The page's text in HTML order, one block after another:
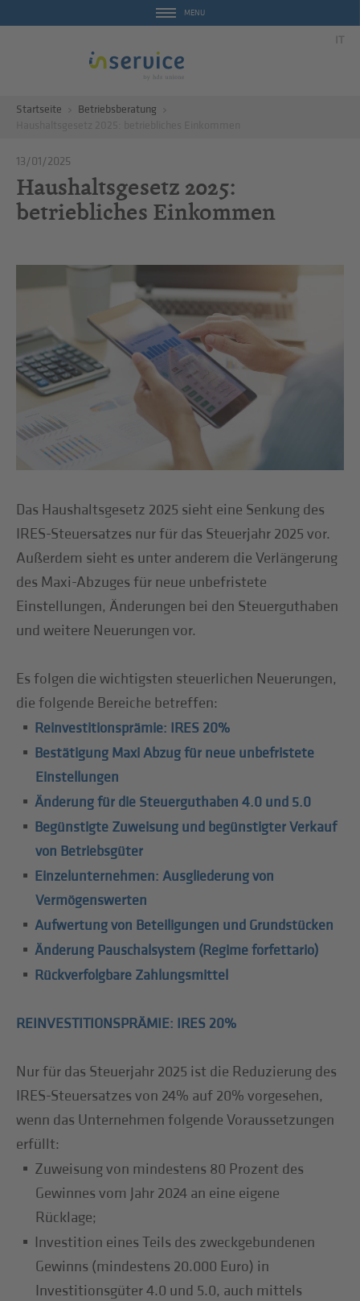
MENU
IT
Startseite
Betriebsberatung
13/01/2025
Haushaltsgesetz 2025:
betriebliches Einkommen
Das Haushaltsgesetz 2025 sieht eine Senkung des
IRES-Steuersatzes nur für das Steuerjahr 2025 vor.
Außerdem sieht es unter anderem die Verlängerung
des Maxi-Abzuges für neue unbefristete
Einstellungen, Änderungen bei den Steuerguthaben
und weitere Neuerungen vor.
Es folgen die wichtigsten steuerlichen Neuerungen,
die folgende Bereiche betreffen:
Reinvestitionsprämie: IRES 20%
Bestätigung Maxi Abzug für neue unbefristete
Einstellungen
Änderung für die Steuerguthaben 4.0 und 5.0
Begünstigte Zuweisung und begünstigter Verkauf
von Betriebsgüter
Einzelunternehmen: Ausgliederung von
Vermögenswerten
Aufwertung von Beteiligungen und Grundstücken
Änderung Pauschalsystem (Regime forfettario)
Rückverfolgbare Zahlungsmittel
REINVESTITIONSPRÄMIE: IRES 20%
Nur für das Steuerjahr 2025 ist die Reduzierung des
IRES-Steuersatzes von 24% auf 20% vorgesehen,
wenn das Unternehmen folgende Voraussetzungen
erfüllt:
Zuweisung von mindestens 80 Prozent des
Gewinnes vom Jahr 2024 an eine eigene
Rücklage;
Investition eines Teils des zweckgebundenen
Gewinns (mindestens 20.000 Euro) in
Investitionsgüter 4.0 und 5.0, auch mittels